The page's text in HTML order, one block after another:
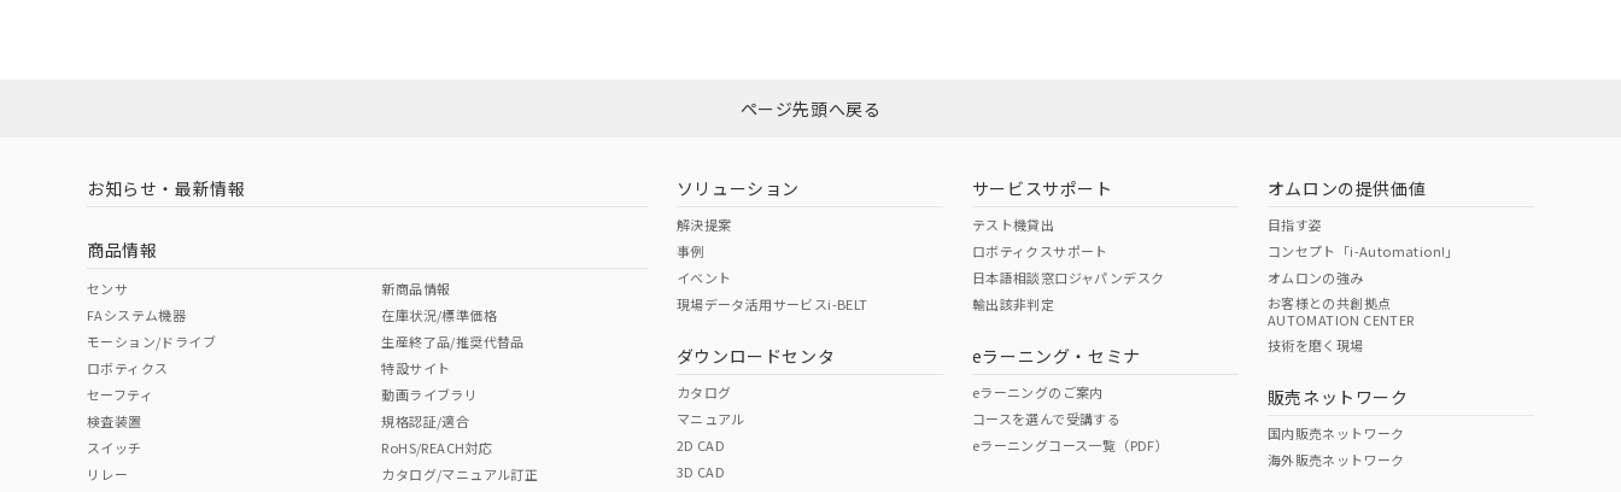
ダウンロードはこちら
中国 RoHS 注意事項・凡例
中国 RoHS表
Pb Hg Cr(VI)
O O
ページ先頭へ戻る
お知らせ・最新情報
商品情報
センサ
FAシステム機器
モーション/ドライブ
ロボティクス
セーフティ
検査装置
スイッチ
リレー
新商品情報
在庫状況/標準価格
生産終了品/推奨代替品
特設サイト
動画ライブラリ
規格認証/適合
RoHS/REACH対応
カタログ/マニュアル訂正
ソリューション
解決提案
事例
イベント
現場データ活用サービスi-BELT
ダウンロードセンタ
カタログ
マニュアル
2D CAD
3D CAD
サービスサポート
テスト機貸出
ロボティクスサポート
日本語相談窓口ジャパンデスク
輸出該非判定
eラーニング・セミナ
eラーニングのご案内
コースを選んで受講する
eラーニングコース一覧（PDF）
オムロンの提供価値
目指す姿
コンセプト「i-Automation!」
オムロンの強み
お客様との共創拠点
AUTOMATION CENTER
技術を磨く現場
販売ネットワーク
国内販売ネットワーク
海外販売ネットワーク